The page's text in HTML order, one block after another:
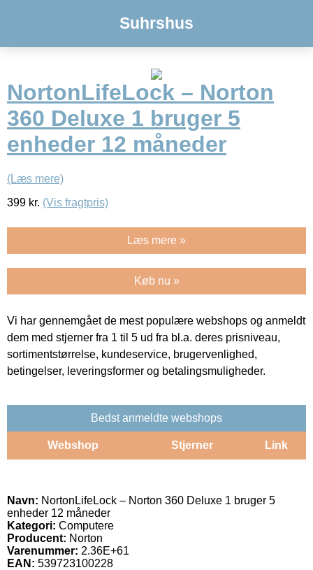
Suhrshus
NortonLifeLock – Norton
360 Deluxe 1 bruger 5
enheder 12 måneder
(Læs mere)
399 kr. (Vis fragtpris)
Læs mere »
Køb nu »
Vi har gennemgået de mest populære webshops og anmeldt
dem med stjerner fra 1 til 5 ud fra bl.a. deres prisniveau,
sortimentstørrelse, kundeservice, brugervenlighed,
betingelser, leveringsformer og betalingsmuligheder.
Bedst anmeldte webshops
Webshop Stjerner Link
Navn: NortonLifeLock – Norton 360 Deluxe 1 bruger 5
enheder 12 måneder
Kategori: Computere
Producent: Norton
Varenummer: 2.36E+61
EAN: 539723100228